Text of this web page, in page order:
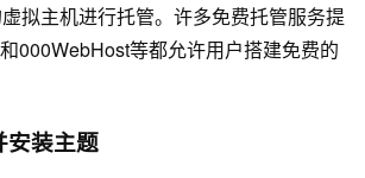
拟主机进行托管。许多免费托管服务提
000WebHost等都允许用户搭建免费的
安装主题